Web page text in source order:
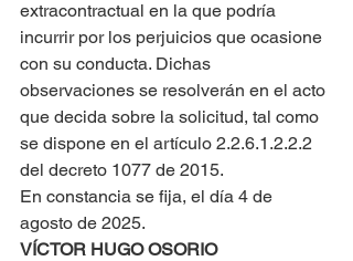
extracontractual en la que podría
incurrir por los perjuicios que ocasione
con su conducta. Dichas
observaciones se resolverán en el acto
que decida sobre la solicitud, tal como
se dispone en el artículo 2.2.6.1.2.2.2
del decreto 1077 de 2015.
En constancia se fija, el día 4 de
agosto de 2025.
VÍCTOR HUGO OSORIO